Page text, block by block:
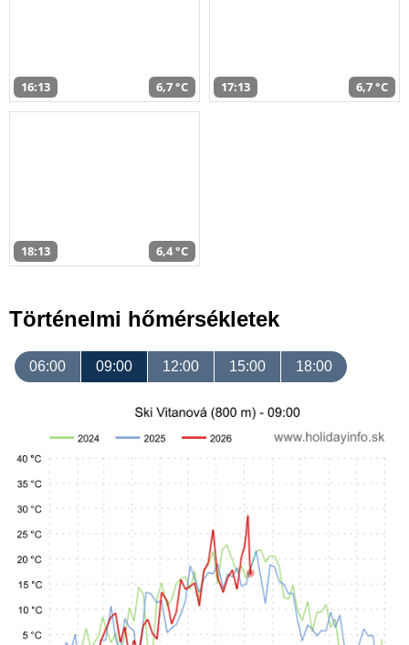
16:13 6,7 °C 17:13 6,7 °C
18:13 6,4 °C
Történelmi hőmérsékletek
06:00 09:00 12:00 15:00 18:00